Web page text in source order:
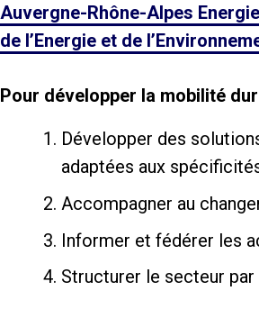
Auvergne-Rhône-Alpes
de l’Energie et de
Pour développer la mobilité
Développer des
adaptées aux
Accompagner au
Informer et fédérer les
Structurer le secteur